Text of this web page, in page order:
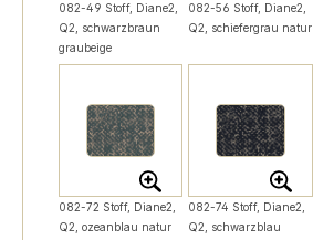
082-49 Stoff, Diane2,
Q2, schwarzbraun
graubeige
082-56 Stoff, Diane2,
Q2, schiefergrau natur
082-72 Stoff, Diane2,
Q2, ozeanblau natur
082-74 Stoff, Diane2,
Q2, schwarzblau